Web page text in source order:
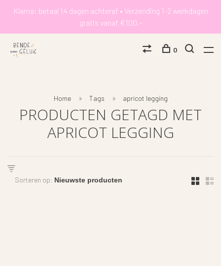
Klarna: betaal 14 dagen achteraf • Verzending 1-2 werkdagen
gratis vanaf €100,-
0
Home Tags apricot legging
PRODUCTEN GETAGD MET
APRICOT LEGGING
Sorteren op: